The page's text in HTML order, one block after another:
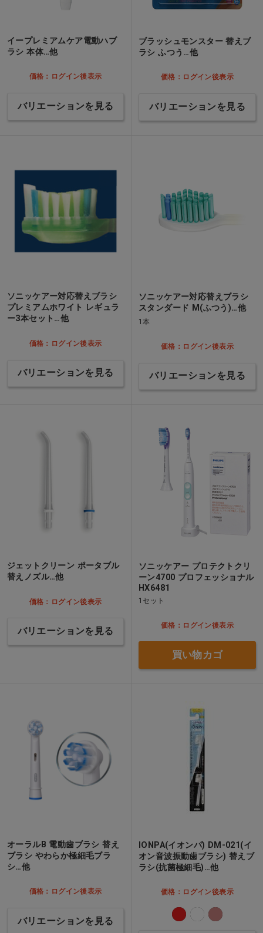
イープレミアムケア電動ハブ
ラシ 本体…他
価格：ログイン後表示
バリエーションを見る
ブラッシュモンスター 替えブ
ラシ ふつう…他
価格：ログイン後表示
バリエーションを見る
ソニッケアー対応替えブラシ
プレミアムホワイト レギュラ
ー3本セット…他
価格：ログイン後表示
バリエーションを見る
ソニッケアー対応替えブラシ
スタンダード M(ふつう)…他
1本
価格：ログイン後表示
バリエーションを見る
ジェットクリーン ポータブル
替えノズル…他
価格：ログイン後表示
バリエーションを見る
ソニッケアー プロテクトクリ
ーン4700 プロフェッショナル
HX6481
1セット
価格：ログイン後表示
買い物カゴ
オーラルB 電動歯ブラシ 替え
ブラシ やわらか極細毛ブラ
シ…他
価格：ログイン後表示
バリエーションを見る
IONPA(イオンパ) DM-021(イ
オン音波振動歯ブラシ) 替えブ
ラシ(抗菌極細毛)…他
価格：ログイン後表示